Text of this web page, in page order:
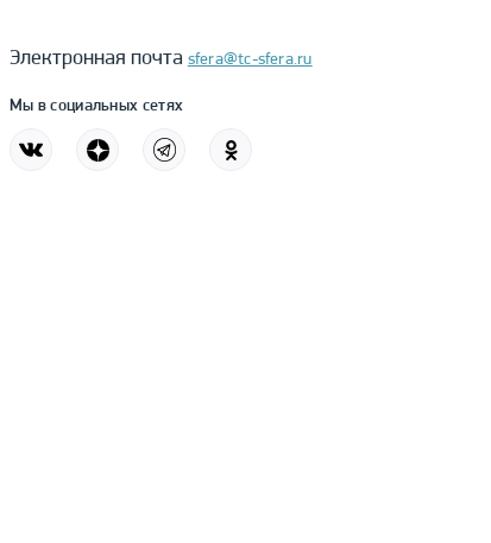
Электронная почта sfera@tc-sfera.ru
Мы в социальных сетях